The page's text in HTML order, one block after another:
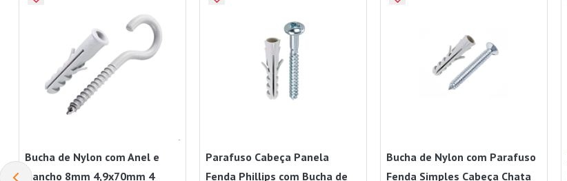
Bucha de Nylon com Anel e
Gancho 8mm 4,9x70mm 4
Parafuso Cabeça Panela
Fenda Phillips com Bucha de
Bucha de Nylon com Parafuso
Fenda Simples Cabeça Chata